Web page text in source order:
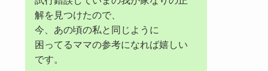
解を見つけたので、
今、あの頃の私と同じように
困ってるママの参考になれば嬉しい
です。